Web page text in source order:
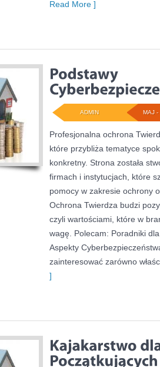
Read More ]
MAJ -
ADMIN
Profesjonalna ochrona
które przybliża tematyce
konkretny. Strona została
firmach i instytucjach, które
pomocy w zakresie ochrony
Ochrona Twierdza budzi
czyli wartościami, które w
wagę. Polecam: Poradniki
Aspekty
zainteresować zarówno
]